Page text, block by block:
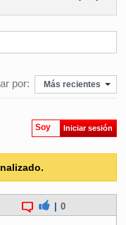
por: Más recientes
Soy Iniciar sesión
0